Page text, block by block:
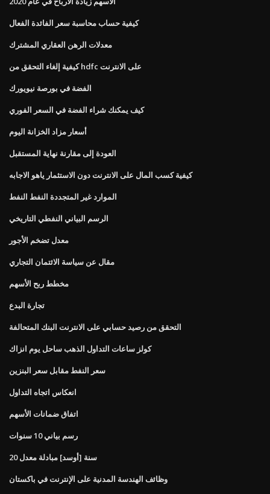
كيفية حساب محاسبة سعر الفائدة الفعال
معدلات الرهن العقاري المشترك
كيفية إلغاء التحقق من hdfc على الانترنت
الفضة في بورصة نيويورك
كيف يمكنك شراء الفضة في السعر الفوري
أسعار مزاد الخزانة اليوم
العودة إلى مقارنة نهاية المستقبل
كيفية كسب المال على الانترنت دون الاستثمار ياهو الاجابه
الموارد غير المتجددة النفط النفط
الرسم البياني النفطي التاريخي
معدل تضخم الأجور
مقال عن سياسة الائتمان التجاري
مخطط ربح الأسهم
تجارة البدع
التحقق من رصيد حسابي على الانترنت البنك المتحالفة
كولز ساعات التداول الذهب ساحل يوم انزاك
سعر النفط مقابل سعر البنزين
انعكاس اتجاه التداول
اتفاق ضمانات الأسهم
رسم بياني 10 سنوات
20 سنة [أوسد] مبادلة معدل
وظائف الهندسة المدنية على الإنترنت في باكستان